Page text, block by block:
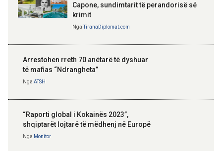
Capone, sundimtarit të perandorisë së
krimit
NgaTiranaDiplomat.com
Arrestohen rreth 70 anëtarë të dyshuar
të mafias “Ndrangheta”
Nga ATSH
“Raporti global i Kokainës 2023”,
shqiptarët lojtarë të mëdhenj në Europë
Nga Monitor